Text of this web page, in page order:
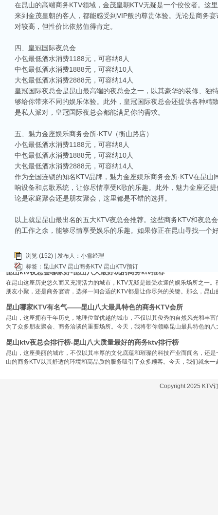
相关推荐
昆山ktv夜场哪里好玩-昆山八大便宜好玩的商务ktv会所排名
昆山天外天KTV以其优雅的环境和周到的服务著称。这里不仅拥有现代的音响设
响，给你带来无与伦比的视听享受。这里还提供多种酒水和小吃，确保你和朋友
昆山ktv哪个比较好-昆山八大比较好的ktv娱乐会所推荐
昆山，一座充满活力与魅力的城市，以其丰富的美食、独特的文化和而闻名。如
昆山市区周边有哪些好玩的ktv-昆山五大高端ktv排名
KTV排名，带你领略一下这其中的魅力！
昆山ktv夜总会哪家好-昆山八大最好玩的商务ktv推荐
在昆山这座历史悠久而又充满活力的城市，KTV无疑是最受欢迎的娱乐场所之一
朋友小聚，还是商务宴请，选择一间合适的KTV都是让你尽兴的关键。那么，昆
昆山哪家KTV有名气——昆山八大最具特色的商务KTV会所
昆山，这座拥有千年历史，地理位置优越的城市，不仅以其俊秀的自然风光和丰
为了众多朋友聚会、商务洽谈的重要场所。今天，我将带你领略昆山最具特色的
昆山ktv夜总会排行榜-昆山八大质量最好的商务ktv排行榜
昆山，这座美丽的城市，不仅以其丰厚的文化底蕴和璀璨的科技产业而闻名，还
山的商务KTV以其舒适的环境和高品质的服务吸引了众多顾客。今天，我们就来
在昆山的高端商务KTV领域，金茂皇朝KTV无疑是一个佼佼者。这
来到金茂皇朝的客人，都能感受到VIP般的尊贵体验。无论是商务
对较高，但性价比依然值得肯定。
四、皇冠国际夜总会
小包最低酒水消费1188元，可容纳8人
中包最低酒水消费1888元，可容纳10人
大包最低酒水消费2888元，可容纳14人
皇冠国际夜总会是昆山最高端的夜总会之一，以其豪华的装修、
够给你带来不同的娱乐体验。此外，皇冠国际夜总会还提供各种
是私人派对，皇冠国际夜总会都能满足你的需求。
五、魅力金座娱乐商务会所·KTV（衡山路店）
小包最低酒水消费1188元，可容纳8人
中包最低酒水消费1888元，可容纳10人
大包最低酒水消费2888元，可容纳14人
作为全国连锁的知名KTV品牌，魅力金座娱乐商务会所·KTV在昆
响设备和点歌系统，让你尽情享受K歌的乐趣。此外，魅力金座还
论是家庭聚会还是朋友聚会，这里都是不错的选择。
以上就是昆山最出名的五大KTV夜总会推荐。这些商务KTV和夜总
的工作之余，能够尽情享受娱乐的乐趣。如果你正在昆山寻找一个
浏览 (152) | 发布人：小雪经理
标签： 昆山KTV 昆山商务KTV 昆山KTV预订
Copyright 2025 KTV